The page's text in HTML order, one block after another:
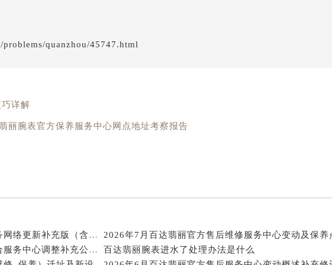
街路83号亨得利名表维修授权店1楼百达翡丽售后服务中心（需提前预约）
大街甲6号华熙国际中心D座11层1102室百达翡丽售后服务中心（北京总部）
1号王府井东方广场W3座6层602室百达翡丽售后服务中心（需提前预约）
山区幸福路甲3号王府井百货名表维修百达翡丽售后服务中心（需提前预约）
山区哈达街百达翡丽售后服务中心（需提前预约）
尔沁区明仁大街百达翡丽售后服务中心（需提前预约）
乌兰浩特市兴安大街百达翡丽售后服务中心（需提前预约）
宾街百达翡丽售后服务中心（需提前预约）
quanzhou/45747.html
详解
丽腕表官方保养服务中心网点地址考察报告
2026年8月百达翡丽官方维修保养服务网络更新补充版（含搬迁新设）文件最终公示
2026年7月百达翡丽官方维修保养综合服务中心调整补充公告文本（含迁址）
百达翡丽腕表进水了处理办法是什么